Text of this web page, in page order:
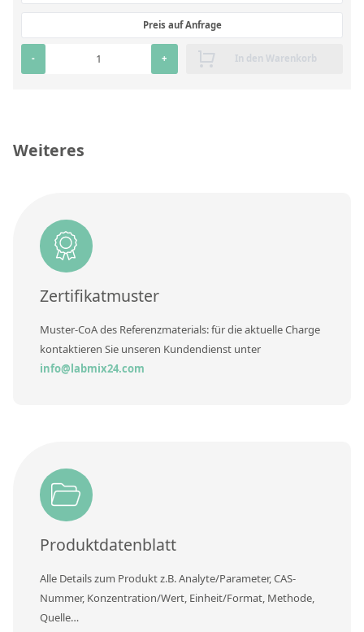
Metallstandards | Setting Up Samples (SUS)
Kundenspezifische Polymerstandards
Pharmazeutische und organische Kundensynthesen
Unsere Partner und Marken
Presse und Aktuelles
Vertretungen im Ausland
Messen und Events
DIN EN ISO 9001:2015 Zertifizierung
Preis auf Anfrage
- + In den Warenkorb
Weiteres
Zertifikatmuster
Muster-CoA des Referenzmaterials: für die aktuelle Charge
kontaktieren Sie unseren Kundendienst unter
info@labmix24.com
Produktdatenblatt
Alle Details zum Produkt z.B. Analyte/Parameter, CAS-
Nummer, Konzentration/Wert, Einheit/Format, Methode,
Quelle…